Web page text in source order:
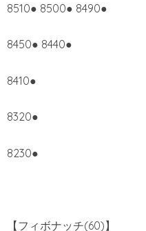
8510● 8500● 8490●
8450● 8440●
8410●
8320●
8230●
【フィボナッチ(60)】